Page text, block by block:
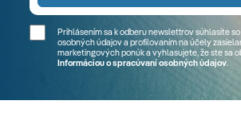
Prihlásením sa k odberu newslettrov súhlasíte
osobných údajov a profilovaním na účely
marketingových ponúk a vyhlasujete, že ste sa
Informáciou o spracúvaní osobných údajov.